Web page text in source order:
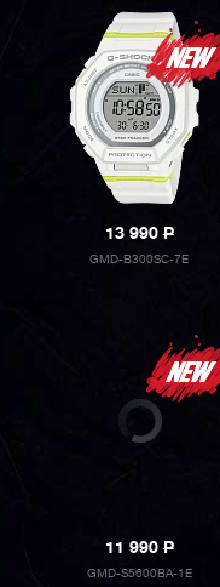
13 990P
GMD-B300SC-7E
11 990P
GMD-S5600BA-1E